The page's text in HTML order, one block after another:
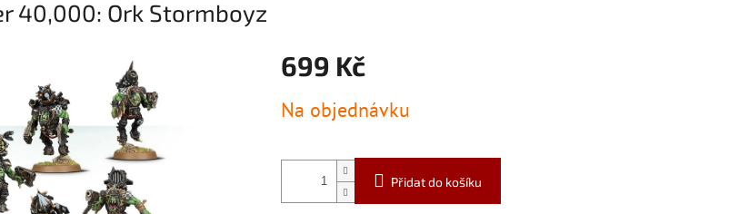
40,000: Ork Stormboyz
699 Kč
cena:
Na objednávku
Přidat do košíku